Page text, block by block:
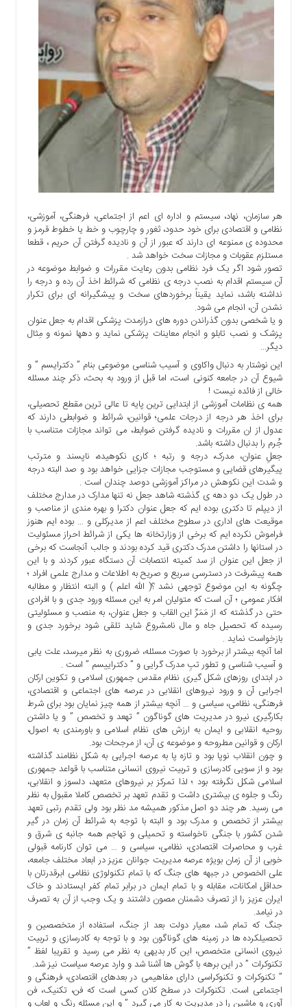
اقتصادی
فرهنگی
دسترسی
ارتباط
برگه
نمونه
تعرفه
درباره
اخبار
سایت
ارتباط
برگه
نمونه
تعرفه
درباره
چند
رسانه
ارتباط
برگه
تعرفه
درباره
هر سازمان، نهاد، سیستم و اداره ای اعم از اجتماعی، فرهنگی، آموزشی،
نظامی و اقتصادی برای خود حدود، ثغور و چارچوب و خط یا خطوط قرمز و
محدوده ی ممنوعه ای دارند که عبور از آن و نادیده گرفتن آن حریم ، قطعا
مستلزم عقوبات و مجازات سخت خواهد شد .
تصور شود اگر یک فرد نظامی بدون رعایت مقررات و ضوابط موضوعه در
آن سیستم اقدام به نصب درجه ی نظامی که شرائط اخذ آن رده و درجه را
نداشته باشد، نماید یقیناً برخوردهای سخت و پیشگیرانه ای برای تکرار
نشدن آن، انجام می شود.
و یا شخصی بدون گذراندن دوره های درازمدت پزشکی اقدام به جعل عنوان
پزشک و نصب تابلو و انجام معاینات پزشکی نماید و دهها نمونه و مِثال
دیگر…
این نوشتار به دنبال واکاوی و آسیب شناسی موضوعی بنام ” دکترایسم ” و
شیوع آن در جامعه کنونی است، اما قبل از ورود به بحث، ذکر چند مسئله
خالی از فائده نیست !
همه ی نظامات آموزشی از ابتدایی ترین پایه تا عالی ترین مقطع تحصیلی،
برای اخذ هر درجه از درجات علمی؛ قوانین، شرائط و ضوابطی دارند که
عدول از ان مقررات و نادیده گرفتن ضوابط، می تواند مجازات متناسب با
جُرم را بدنبال داشته باشد.
جعلِ عنوان، مدرک، درجه و رتبه ؛ کاری نکوهیده، ناپسند و مترتب
پیگیرهای قضایی و مستوجب مجازات جزایی خواهد بود و صد البته درجه
و شدت این نکوهش در مراکز آموزشی دوصد چندان است .
در طول یک دو دهه ی گذشته شاهد جعل نه تنها مدارک در مدارج مختلف
از دیپلم تا دکتری بوده ایم که جعل عنوان دکترا و بهره مندی از مناصب و
موقیعت های اداری در سطوح مختلف اعم از مدیرکلی و … بوده ایم هنوز
فراموش نکرده ایم که برخی از وزارتخانه ها یکی از شرائط احراز مسئولیت
در استانها را داشتن مدرک دکتری قید کرده بودند و جالب آنجاست که برخی
از جعل این عنوان از سد کمیته انتصابات آن دستگاه عبور کردند و با این
همه پیشرفت در دسترسی سریع و صریح به اطلاعات و مدارج علمی افراد ؛
چگونه به این موضوع توجهی نشد ؟( الله اعلم ) و البته انتظار و مطالبه
افکار عمومی ؛ آن است که متولیان امر به این مسئله ورود جدی و با افرادی
حتی در گذشته که از مَمَرِّ این القاب و جعل عنوان، به منصب و مسئولیتی
رسیده که تحصیل جاه و مال نامشروع شاید تلقی شود برخورد جدی و
بازخواست نماید .
اما آنچه بیشتر از برخورد با صورت مسئله، ضروری به نظر میرسد، علت یابی
و آسیب شناسی و تطور تبِ مدرک گرایی و ” دکتراییسم ” است .
در ابتدای روزهای شکل گیری نظام مقدس جمهوری اسلامی و تکوین ارکان
اجرایی آن و ورود نیروهای انقلابی در عرصه های اجتماعی و اقتصادی،
فرهنگی، نظامی، سیاسی و … آنچه بیشتر از همه چیز نمایان بود برای شرط
بکارگیری نیرو در مدیریت های گوناگون ” تهعد و تخصص ” و یا داشتن
روحیه انقلابی و ایمان به ارزش های نظام اسلامی و باورمندی به اصول،
ارکان و قوانین مطروحه و موضوعه ی آن، از مرجحات بود.
و چون انقلاب نوپا بود و تازه پا به عرصه اجرایی به شکل نظامند گذاشته
بود و از سویی کادرسازی و تربیت نیروی انسانی متناسب با قواعد جمهوری
اسلامی شکل نگرفته بود ؛ لذا تمرکز بر نیروهای متعهد، دلسوز و انقلابی،
رنگ و جلوه ی بیشتری داشت و تقدم تعهد بر تخصص کاملا مقبول به نظر
می رسید. هر چند دو اصل مذکور همیشه مد نظر بود ولی تقدم رتبی تعهد
بیشتر از تخصص و مدرک بود و البته با توجه به شرائط آن زمان در گیر
شدن کشور با جنگی ناخواسته و تحمیلی و تهاجم همه جانبه ی شرق و
غرب و محاصرات اقتصادی، نظامی، سیاسی و … می توان کارنامه قبولی
خوبی از آن زمان بویژه عرصه مدیریت جوانان عزیز در ابعاد مختلف جامعه،
علی الخصوص در جبهه های جنگ که با تمام تکنولوژی نظامی ابرقدرتان با
حداقل امکانات، مقابله و با تمام ایمان در برابر تمام کفر ایستادند و خاک
ایران عزیز را از تصرف دشمنان مصون داشتند و یک وجب از آن به تصرف
در نیامد.
جنگ که تمام شد، معیار دولت بعد از جنگ، استفاده از متخصصین و
تحصیلکرده ها در زمینه های گوناگون بود و با توجه به کادرسازی و تربیت
نیروی انسانی متخصص، این کار بدیهی به نظر می رسید و تقریبا لفظ ”
تکنوکرات ” در این برهه با گوش ها آشنا شد و وارد عرصه سیاست نیز شد.
” تکنوکرات و تکنوکراسی دارای مفاهیمی در بعدهای اقتصادی، فرهنگی و
اجتماعی است. تکنوکرات در سطح کلان کسی است که فن، تکنیک، فن
آوری و ماشین را در مدیریت به کار می گیرد ” و این مسئله رنگ و لعاب و